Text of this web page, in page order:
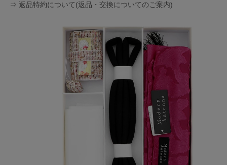
⇒ 返品特約について(返品・交換についてのご案内)